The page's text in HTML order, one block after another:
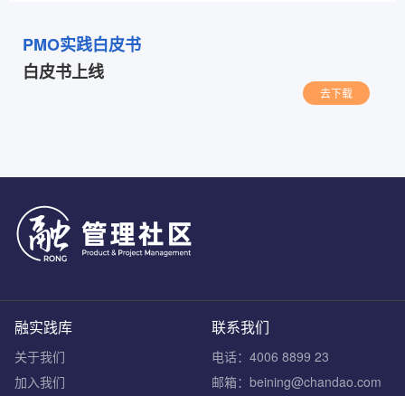
PMO实践白皮书
白皮书上线
去下载
联系我们
电话：4006 8899 23
邮箱：beining@chandao.com
融实践库
关于我们
加入我们